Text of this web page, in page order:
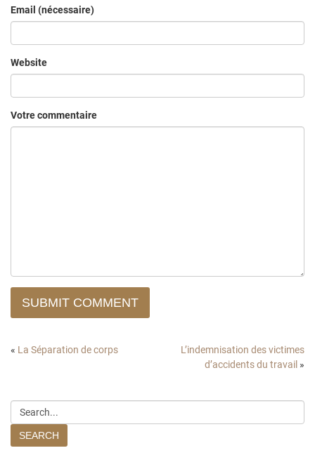
Email (nécessaire)
Website
Votre commentaire
SUBMIT COMMENT
« La Séparation de corps
L’indemnisation des victimes
d’accidents du travail »
SEARCH